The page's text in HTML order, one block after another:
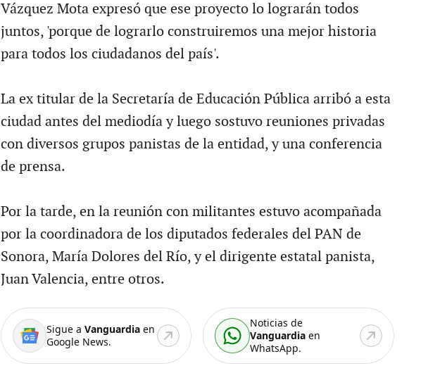
Vázquez Mota expresó que ese proyecto lo lograrán todos
juntos, 'porque de lograrlo construiremos una mejor historia
para todos los ciudadanos del país'.
La ex titular de la Secretaría de Educación Pública arribó a esta
ciudad antes del mediodía y luego sostuvo reuniones privadas
con diversos grupos panistas de la entidad, y una conferencia
de prensa.
Por la tarde, en la reunión con militantes estuvo acompañada
por la coordinadora de los diputados federales del PAN de
Sonora, María Dolores del Río, y el dirigente estatal panista,
Juan Valencia, entre otros.
Sigue a Vanguardiaen
Google News.
Noticias de
Vanguardia en
WhatsApp.